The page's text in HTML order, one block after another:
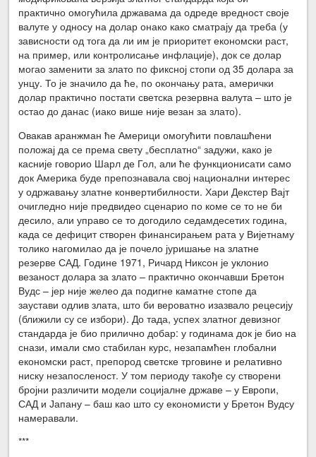
практично омогућила државама да одреде вредност своје
валуте у односу на долар онако како сматрају да треба (у
зависности од тога да ли им је приоритет економски раст,
на пример, или контролисање инфлације), док се долар
могао заменити за злато по фиксној стопи од 35 долара за
унцу. То је значило да ће, по окончању рата, амерички
долар практично постати светска резервна валута – што је
остао до данас (иако више није везан за злато).
Овакав аранжман ће Америци омогућити повлашћени
положај да се према свету „бесплатно“ задужи, како је
касније говорио Шарл де Гол, али ће функционисати само
док Америка буде препознавала свој национални интерес
у одржавању златне конвертибилности. Хари Декстер Вајт
очигледно није предвидео сценарио по коме се то не би
десило, али управо се то догодило седамдесетих година,
када се дефицит створен финансирањем рата у Вијетнаму
толико нагомилао да је почело јуришање на златне
резерве САД. Године 1971, Ричард Никсон је уклонио
везаност долара за злато – практично окончавши Бретон
Вудс – јер није желео да подигне каматне стопе да
заустави одлив злата, што би вероватно изазвало рецесију
(ближили су се избори). До тада, успех златног девизног
стандарда је био прилично добар: у годинама док је био на
снази, имали смо стабилан курс, незапамћен глобални
економски раст, препород светске трговине и релативно
ниску незапосленост. У том периоду такође су створени
бројни различити модели социјалне државе – у Европи,
САД и Јапану – баш као што су економисти у Бретон Вудсу
намеравали.
***